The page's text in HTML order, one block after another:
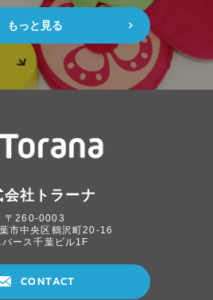
もっと見る
会社トラーナ
〒260-0003
市中央区鶴沢町20-16
バース千葉ビル1F
CONTACT